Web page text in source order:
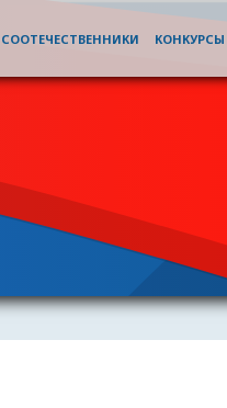
СООТЕЧЕСТВЕННИКИ КОНКУРСЫ